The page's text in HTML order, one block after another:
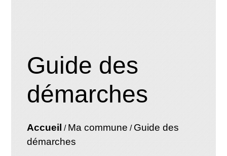
Guide des
démarches
Accueil / Ma commune / Guide des
démarches